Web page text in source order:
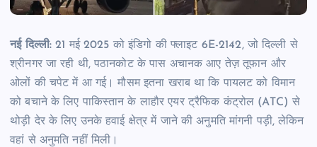
नई दिल्ली: 21 मई 2025 को इंडिगो की फ्लाइट 6E-2142, जो दिल्ली से
श्रीनगर जा रही थी, पठानकोट के पास अचानक आए तेज़ तूफान और
ओलों की चपेट में आ गई। मौसम इतना खराब था कि पायलट को विमान
को बचाने के लिए पाकिस्तान के लाहौर एयर ट्रैफिक कंट्रोल (ATC) से
थोड़ी देर के लिए उनके हवाई क्षेत्र में जाने की अनुमति मांगनी पड़ी, लेकिन
वहां से अनुमति नहीं मिली।